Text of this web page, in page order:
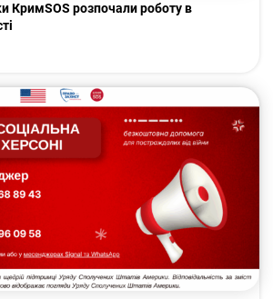
КримSOS розпочали роботу в